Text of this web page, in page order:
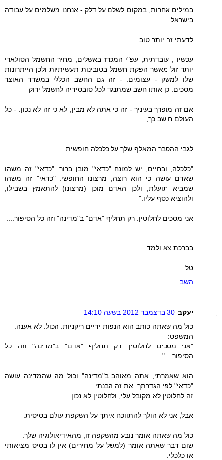
במילים אחרות, במקום לשלם על דלק - אנחנו משלמים על עבודה
בישראל.
לדעתי זה יותר טוב.
עכשיו , עובדתית, עפ"י המכרז באשלים, מחיר החשמל הסולארי
יותר זול מאשר הפקת חשמל בטובינות תעשיתיות ולכן הייתרונות
שלו למשק - עצומים. - זה גם החשב הכללי במשרד האוצר
מסכים. כן אותו חשב שמתנגד לכל סובסידיה לחשמל ירוק
אם זה מופרך בעיניך - זה כי אתה לא מבין, לא כי זה לא נכון. - כל
העולם חושב כך,
לגבי ההסבר המאלף שלך על כלכלה חופשית :
"כלכלה, ובחיים, יש למונח "כדאי" מובן ברור. "כדאי" זה משהו
שאדם עושה כי הוא רוצה, מרצונו החופשי. "כדאי" זה משהו
שמביא תועלת, ולכן האדם מוכן (מרצונו) להתאמץ בשבילו,
ולהוציא כסף עליו."
אני מסכים לחלוטין. רק תחליף "אדם" ב"מדינה" וזה כל הסיפור....
בברכת צא ולמד
טל
השב
יעקב 30 בדצמבר 2012 בשעה 14:10
כול מה שאתה כותב הוא הנפות ידיים ריקניות. הכול. לא אענה.
המשפט:
"אני מסכים לחלוטין. רק תחליף "אדם" ב"מדינה" וזה כל
הסיפור...."
הוא שאמרתי, אתה מאוהב ב"מדינה" וכול מה שהמדינה עושה
"כדאי" לפי הגדרתך. את זה הבנתי.
זה לחלוטין לא מקובל עלי, ולחלוטין לא נכון.
אבל, אני לא הולך להתווכח איתך על השקפת עולם בסיסית.
כול מה שאתה אומר נובע מהשקפה זו, מהאידיאולוגיה שלך.
שום דבר שאתה אומר (למשל על מחירים) אין לו בסיס מציאותי
או כלכלי.